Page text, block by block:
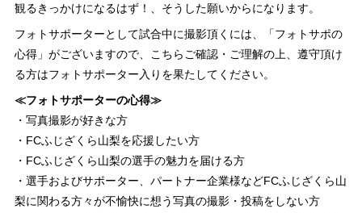
観るきっかけになるはず！、そうした願いからになります。
フォトサポーターとして試合中に撮影頂くには、「フォトサポの
心得」がございますので、こちらご確認・ご理解の上、遵守頂け
る方はフォトサポーター入りを果たしてください。
≪フォトサポーターの心得≫
・写真撮影が好きな方
・FCふじざくら山梨を応援したい方
・FCふじざくら山梨の選手の魅力を届ける方
・選手およびサポーター、パートナー企業様などFCふじざくら山
梨に関わる方々が不愉快に想う写真の撮影・投稿をしない方